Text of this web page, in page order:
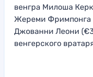
венгра Милоша
Жереми Фримпонга
Джованни Леони
венгерского